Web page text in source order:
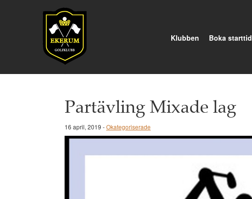
Klubben Boka starttid
Partävling Mixade lag
16 april, 2019 -Okategoriserade